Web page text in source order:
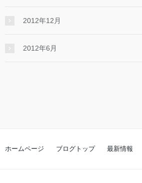
2012年12月
2012年6月
ホームページ ブログトップ 最新情報